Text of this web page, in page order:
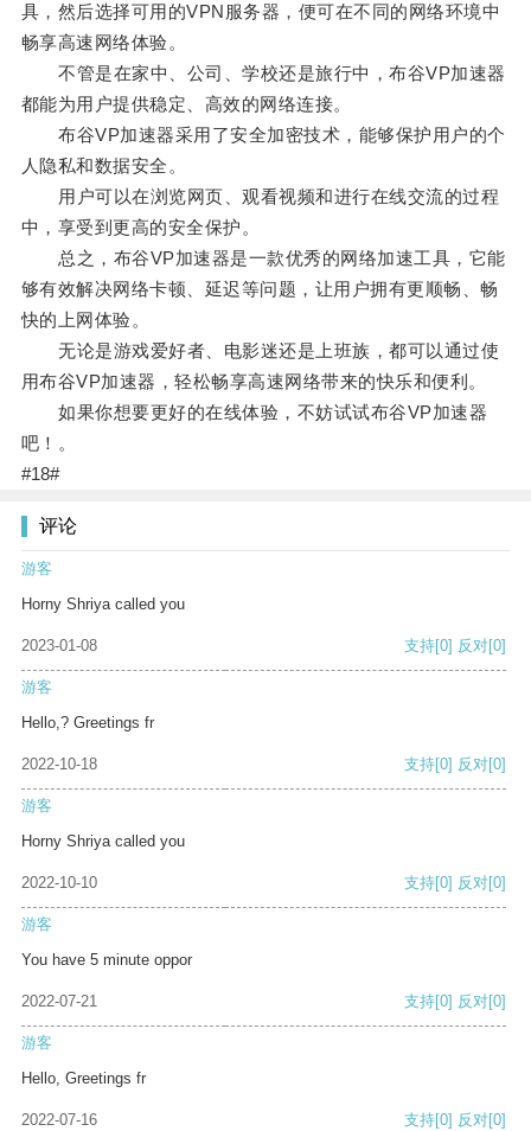
具，然后选择可用的VPN服务器，便可在不同的网络环境中
畅享高速网络体验。
不管是在家中、公司、学校还是旅行中，布谷VP加速器
都能为用户提供稳定、高效的网络连接。
布谷VP加速器采用了安全加密技术，能够保护用户的个
人隐私和数据安全。
用户可以在浏览网页、观看视频和进行在线交流的过程
中，享受到更高的安全保护。
总之，布谷VP加速器是一款优秀的网络加速工具，它能
够有效解决网络卡顿、延迟等问题，让用户拥有更顺畅、畅
快的上网体验。
无论是游戏爱好者、电影迷还是上班族，都可以通过使
用布谷VP加速器，轻松畅享高速网络带来的快乐和便利。
如果你想要更好的在线体验，不妨试试布谷VP加速器
吧！。
#18#
评论
游客
Horny Shriya called you
2023-01-08 支持[0] 反对[0]
游客
Hello,? Greetings fr
2022-10-18 支持[0] 反对[0]
游客
Horny Shriya called you
2022-10-10 支持[0] 反对[0]
游客
You have 5 minute oppor
2022-07-21 支持[0] 反对[0]
游客
Hello, Greetings fr
2022-07-16 支持[0] 反对[0]